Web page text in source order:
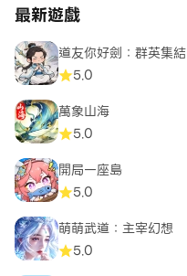
最新遊戲
道友你好劍：群英集結
5.0
萬象山海
5.0
開局一座島
5.0
萌萌武道：主宰幻想
5.0